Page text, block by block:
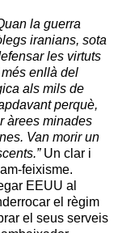
la guerra
iranians, sota
les virtuts
enllà del
als mils de
perquè,
àrees minades
Van morir un
Un clar i
feixisme.
EEUU al
el règim
el seus serveis